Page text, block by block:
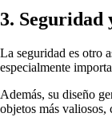
3.
La seguridad es otro
especialmente
Además, su diseño
objetos más